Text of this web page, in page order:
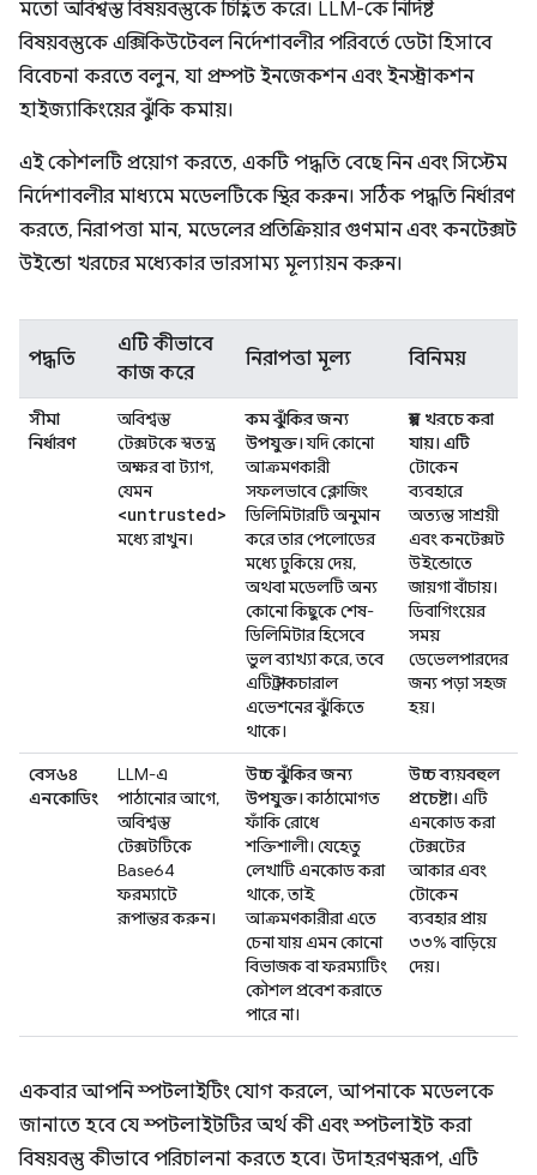
মতো অবিশ্বস্ত বিষয়বস্তুকে চিহ্নিত করে। LLM-কে নির্দিষ্ট
বিষয়বস্তুকে এক্সিকিউটেবল নির্দেশাবলীর পরিবর্তে ডেটা হিসাবে
বিবেচনা করতে বলুন, যা প্রম্পট ইনজেকশন এবং ইনস্ট্রাকশন
হাইজ্যাকিংয়ের ঝুঁকি কমায়।
এই কৌশলটি প্রয়োগ করতে, একটি পদ্ধতি বেছে নিন এবং সিস্টেম
নির্দেশাবলীর মাধ্যমে মডেলটিকে স্থির করুন। সঠিক পদ্ধতি নির্ধারণ
করতে, নিরাপত্তা মান, মডেলের প্রতিক্রিয়ার গুণমান এবং কনটেক্সট
উইন্ডো খরচের মধ্যেকার ভারসাম্য মূল্যায়ন করুন।
পদ্ধতি
এটি কীভাবে
কাজ করে
নিরাপত্তা মূল্য বিনিময়
সীমা
নির্ধারণ
অবিশ্বস্ত
টেক্সটকে স্বতন্ত্র
অক্ষর বা ট্যাগ,
যেমন
<untrusted>
মধ্যে রাখুন।
কম ঝুঁকির জন্য
উপযুক্ত।যদি কোনো
আক্রমণকারী
সফলভাবে ক্লোজিং
ডিলিমিটারটি অনুমান
করে তার পেলোডের
মধ্যে ঢুকিয়ে দেয়,
অথবা মডেলটি অন্য
কোনো কিছুকে শেষ-
ডিলিমিটার হিসেবে
ভুল ব্যাখ্যা করে, তবে
এটি স্ট্রাকচারাল
এভেশনের ঝুঁকিতে
থাকে।
স্বল্প খরচে করা
যায়। এটি
টোকেন
ব্যবহারে
অত্যন্ত সাশ্রয়ী
এবং কনটেক্সট
উইন্ডোতে
জায়গা বাঁচায়।
ডিবাগিংয়ের
সময়
ডেভেলপারদের
জন্য পড়া সহজ
হয়।
বেস৬৪
এনকোডিং
LLM-এ
পাঠানোর আগে,
অবিশ্বস্ত
টেক্সটটিকে
Base64
ফরম্যাটে
রূপান্তর করুন।
উচ্চ ঝুঁকির জন্য
উপযুক্ত।কাঠামোগত
ফাঁকি রোধে
শক্তিশালী। যেহেতু
লেখাটি এনকোড করা
থাকে, তাই
আক্রমণকারীরা এতে
চেনা যায় এমন কোনো
বিভাজক বা ফরম্যাটিং
কৌশল প্রবেশ করাতে
পারে না।
উচ্চ ব্যয়বহুল
প্রচেষ্টা।এটি
এনকোড করা
টেক্সটের
আকার এবং
টোকেন
ব্যবহার প্রায়
৩৩% বাড়িয়ে
দেয়।
একবার আপনি স্পটলাইটিং যোগ করলে, আপনাকে মডেলকে
জানাতে হবে যে স্পটলাইটটির অর্থ কী এবং স্পটলাইট করা
বিষয়বস্তু কীভাবে পরিচালনা করতে হবে। উদাহরণস্বরূপ, এটি